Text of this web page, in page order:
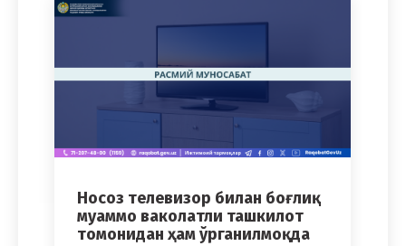
Носоз телевизор билан боғлиқ
муаммо ваколатли ташкилот
томонидан ҳам ўрганилмоқда